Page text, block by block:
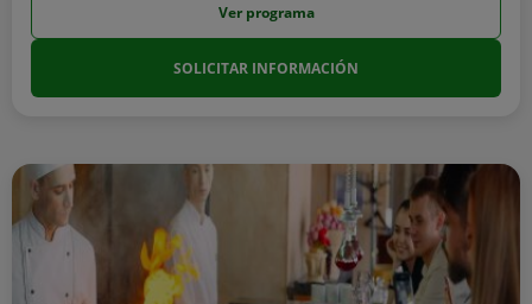
Ver programa
SOLICITAR INFORMACIÓN